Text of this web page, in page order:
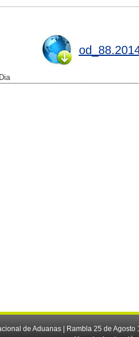
de Aduanas | Rambla 25 de